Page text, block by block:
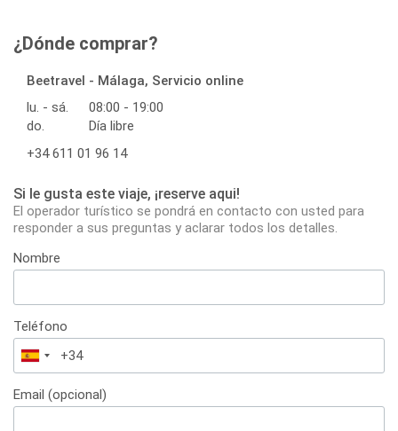
¿Dónde comprar?
Beetravel - Málaga, Servicio online
lu. - sá.
08:00 - 19:00
do.
Día libre
+34 611 01 96 14
Si le gusta este viaje, ¡reserve aqui!
El operador turístico se pondrá en contacto con usted para
responder a sus preguntas y aclarar todos los detalles.
Nombre
Teléfono
España
+34
Email (opcional)